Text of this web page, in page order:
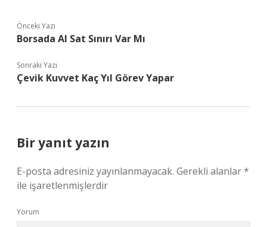
Önceki Yazı
Borsada Al Sat Sınırı Var Mı
Sonraki Yazı
Çevik Kuvvet Kaç Yıl Görev Yapar
Bir yanıt yazın
E-posta adresiniz yayınlanmayacak. Gerekli alanlar*
ile işaretlenmişlerdir
Yorum